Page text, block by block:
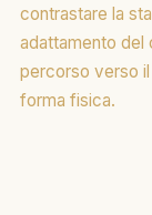
contrastare la
adattamento del
percorso verso
forma fisica.